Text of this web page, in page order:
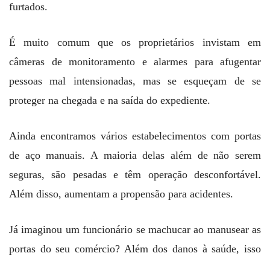
furtados.
É muito comum que os proprietários invistam em
câmeras de monitoramento e alarmes para afugentar
pessoas mal intensionadas, mas se esqueçam de se
proteger na chegada e na saída do expediente.
Ainda encontramos vários estabelecimentos com portas
de aço manuais. A maioria delas além de não serem
seguras, são pesadas e têm operação desconfortável.
Além disso, aumentam a propensão para acidentes.
Já imaginou um funcionário se machucar ao manusear as
portas do seu comércio? Além dos danos à saúde, isso